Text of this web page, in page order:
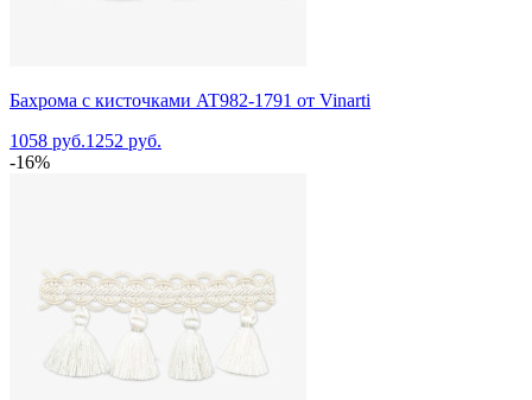
Бахрома с кисточками AT982-1791 от Vinarti
1058 руб.1252 руб.
-16%